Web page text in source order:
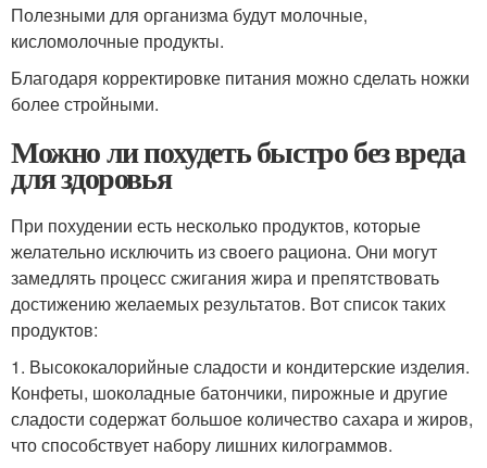
Полезными для организма будут молочные,
кисломолочные продукты.
Благодаря корректировке питания можно сделать ножки
более стройными.
Можно ли похудеть быстро без вреда
для здоровья
При похудении есть несколько продуктов, которые
желательно исключить из своего рациона. Они могут
замедлять процесс сжигания жира и препятствовать
достижению желаемых результатов. Вот список таких
продуктов:
1. Высококалорийные сладости и кондитерские изделия.
Конфеты, шоколадные батончики, пирожные и другие
сладости содержат большое количество сахара и жиров,
что способствует набору лишних килограммов.